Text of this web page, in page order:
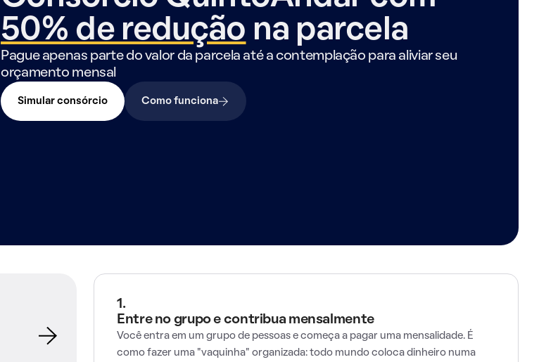
50% de redução na parcela
Pague apenas parte do valor da parcela até a contemplação para aliviar seu
orçamento mensal
Simular consórcio Como funciona
1.
Entre no grupo e contribua mensalmente
Você entra em um grupo de pessoas e começa a pagar uma mensalidade. É
como fazer uma "vaquinha" organizada: todo mundo coloca dinheiro numa